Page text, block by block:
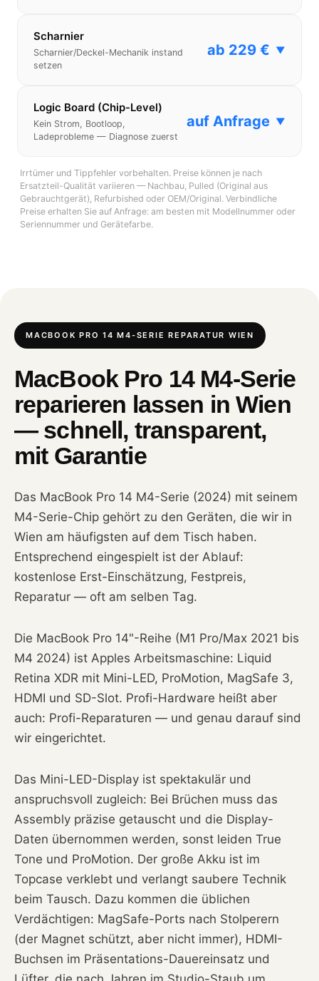
Scharnier
Scharnier/Deckel-Mechanik instand
setzen
ab 229 € ▼
Logic Board (Chip-Level)
Kein Strom, Bootloop,
Ladeprobleme — Diagnose zuerst
auf Anfrage ▼
Irrtümer und Tippfehler vorbehalten. Preise können je nach
Ersatzteil-Qualität variieren — Nachbau, Pulled (Original aus
Gebrauchtgerät), Refurbished oder OEM/Original. Verbindliche
Preise erhalten Sie auf Anfrage: am besten mit Modellnummer oder
Seriennummer und Gerätefarbe.
MACBOOK PRO 14 M4-SERIE REPARATUR WIEN
MacBook Pro 14 M4-Serie
reparieren lassen in Wien
— schnell, transparent,
mit Garantie
Das MacBook Pro 14 M4-Serie (2024) mit seinem
M4-Serie-Chip gehört zu den Geräten, die wir in
Wien am häufigsten auf dem Tisch haben.
Entsprechend eingespielt ist der Ablauf:
kostenlose Erst-Einschätzung, Festpreis,
Reparatur — oft am selben Tag.
Die MacBook Pro 14"-Reihe (M1 Pro/Max 2021 bis
M4 2024) ist Apples Arbeitsmaschine: Liquid
Retina XDR mit Mini-LED, ProMotion, MagSafe 3,
HDMI und SD-Slot. Profi-Hardware heißt aber
auch: Profi-Reparaturen — und genau darauf sind
wir eingerichtet.
Das Mini-LED-Display ist spektakulär und
anspruchsvoll zugleich: Bei Brüchen muss das
Assembly präzise getauscht und die Display-
Daten übernommen werden, sonst leiden True
Tone und ProMotion. Der große Akku ist im
Topcase verklebt und verlangt saubere Technik
beim Tausch. Dazu kommen die üblichen
Verdächtigen: MagSafe-Ports nach Stolperern
(der Magnet schützt, aber nicht immer), HDMI-
Buchsen im Präsentations-Dauereinsatz und